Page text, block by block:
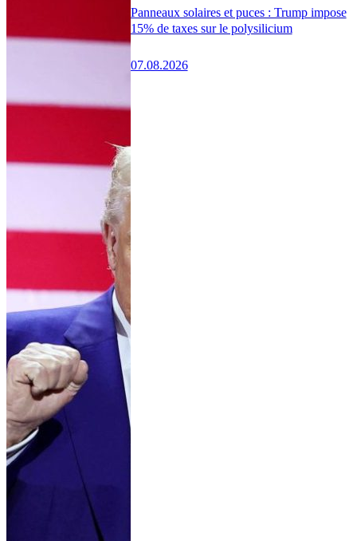
Panneaux solaires et puces : Trump impose
15% de taxes sur le polysilicium
07.08.2026